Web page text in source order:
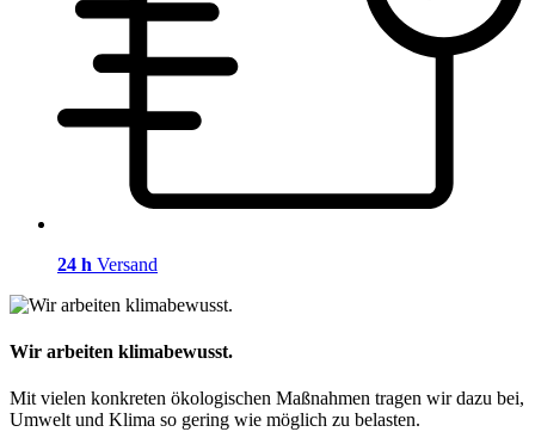
24 h Versand
Wir arbeiten klimabewusst.
Mit vielen konkreten ökologischen Maßnahmen tragen wir dazu bei,
Umwelt und Klima so gering wie möglich zu belasten.